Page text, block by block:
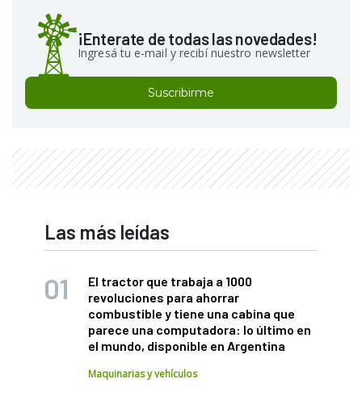
¡Enterate de todas las novedades!
Ingresá tu e-mail y recibí nuestro newsletter
Suscribirme
Las más leídas
El tractor que trabaja a 1000
revoluciones para ahorrar
combustible y tiene una cabina que
parece una computadora: lo último en
el mundo, disponible en Argentina
Maquinarias y vehículos